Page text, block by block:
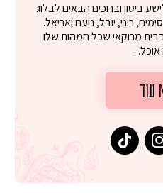
ביטון וברוכים הבאים לבלוג
4 ילדים מקסימים, רוני, יובל, נועם ואריאל.
מרוקאי שכל המהות שלו
עוד